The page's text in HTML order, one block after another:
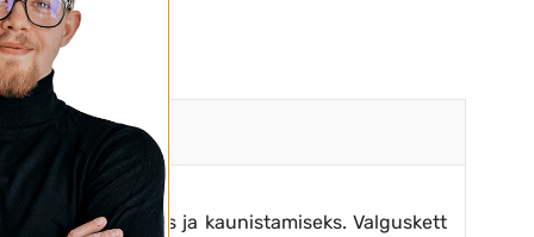
valgustamiseks ja kaunistamiseks. Valguskett